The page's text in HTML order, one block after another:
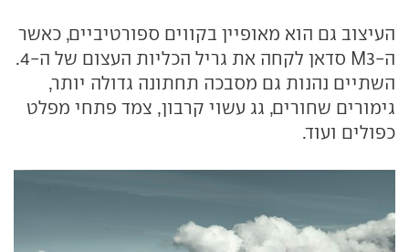
העיצוב גם הוא מאופיין בקווים ספורטיביים, כאשר
ה-M3 סדאן לקחה את גריל הכליות העצום של ה-4.
השתיים נהנות גם מסבכה תחתונה גדולה יותר,
גימורים שחורים, גג עשוי קרבון, צמד פתחי מפלט
כפולים ועוד.